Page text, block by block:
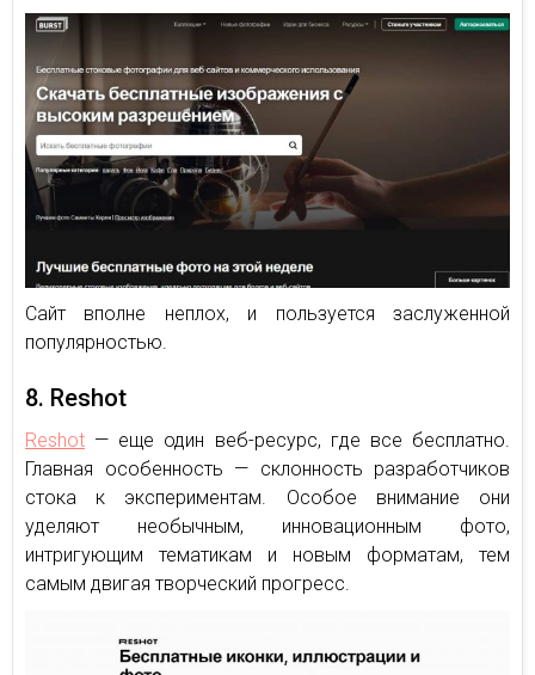
Сайт вполне неплох, и пользуется заслуженной
популярностью.
8. Reshot
Reshot — еще один веб-ресурс, где все бесплатно.
Главная особенность — склонность разработчиков
стока к экспериментам. Особое внимание они
уделяют необычным, инновационным фото,
интригующим тематикам и новым форматам, тем
самым двигая творческий прогресс.